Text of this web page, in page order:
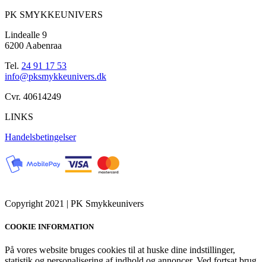
PK SMYKKEUNIVERS
Lindealle 9
6200 Aabenraa
Tel. 24 91 17 53
info@pksmykkeunivers.dk
Cvr. 40614249
LINKS
Handelsbetingelser
Copyright 2021 | PK Smykkeunivers
COOKIE INFORMATION
På vores website bruges cookies til at huske dine indstillinger,